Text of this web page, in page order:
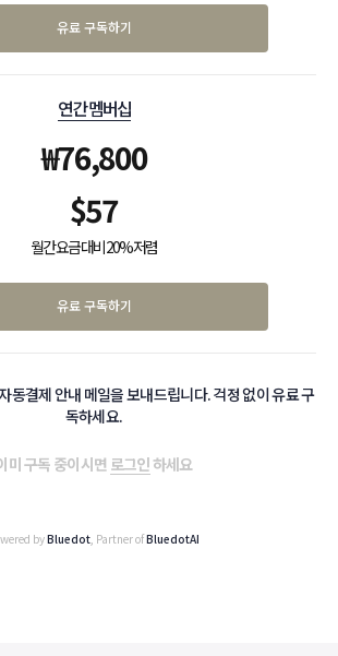
유료 구독하기
연간 멤버십
₩76,800
$57
월간 요금 대비 20% 저렴
유료 구독하기
동결제 안내 메일을 보내드립니다. 걱정 없이 유료 구
독하세요.
미 구독 중이시면 로그인하세요
byBluedot , Partner ofBluedotAI